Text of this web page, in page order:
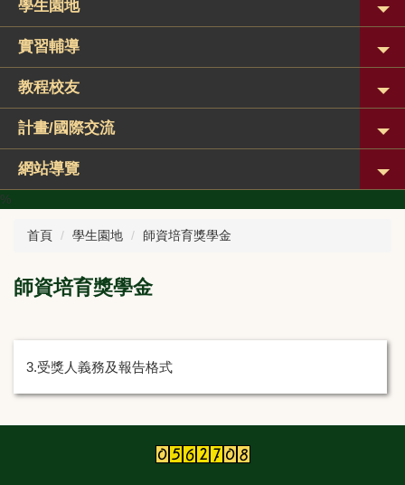
學生園地
實習輔導
教程校友
計畫/國際交流
網站導覽
%
首頁 學生園地 師資培育獎學金
師資培育獎學金
3.受獎人義務及報告格式